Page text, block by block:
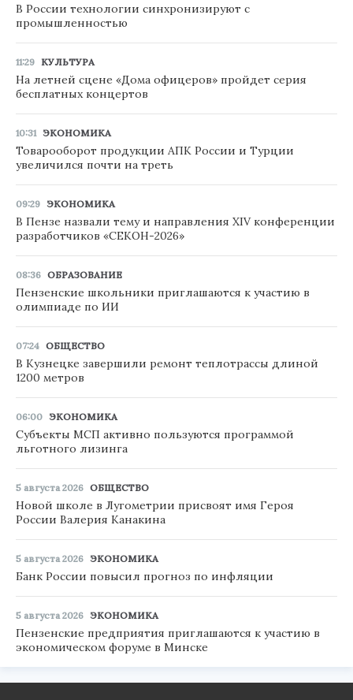
В России технологии синхронизируют с
промышленностью
11:29 КУЛЬТУРА
На летней сцене «Дома офицеров» пройдет серия
бесплатных концертов
10:31 ЭКОНОМИКА
Товарооборот продукции АПК России и Турции
увеличился почти на треть
09:29 ЭКОНОМИКА
В Пензе назвали тему и направления XIV конференции
разработчиков «СЕКОН-2026»
08:36 ОБРАЗОВАНИЕ
Пензенские школьники приглашаются к участию в
олимпиаде по ИИ
07:24 ОБЩЕСТВО
В Кузнецке завершили ремонт теплотрассы длиной
1200 метров
06:00 ЭКОНОМИКА
Субъекты МСП активно пользуются программой
льготного лизинга
5 августа 2026 ОБЩЕСТВО
Новой школе в Лугометрии присвоят имя Героя
России Валерия Канакина
5 августа 2026 ЭКОНОМИКА
Банк России повысил прогноз по инфляции
5 августа 2026 ЭКОНОМИКА
Пензенские предприятия приглашаются к участию в
экономическом форуме в Минске